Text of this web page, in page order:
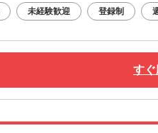
未経験歓迎 登録制
すぐ